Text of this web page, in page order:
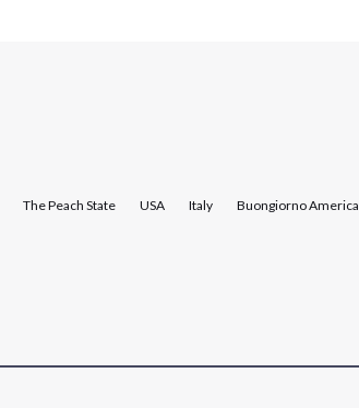
The Peach State USA Italy Buongiorno America